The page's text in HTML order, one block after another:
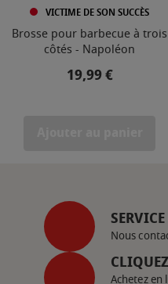
VICTIME DE SON SUCCÈS
Brosse pour barbecue à trois
côtés - Napoléon
Prix
19,99 €
Nous
Achetez en